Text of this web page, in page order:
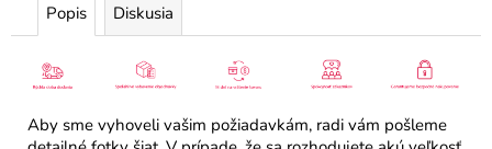
Popis Diskusia
Aby sme vyhoveli vašim požiadavkám, radi vám pošleme